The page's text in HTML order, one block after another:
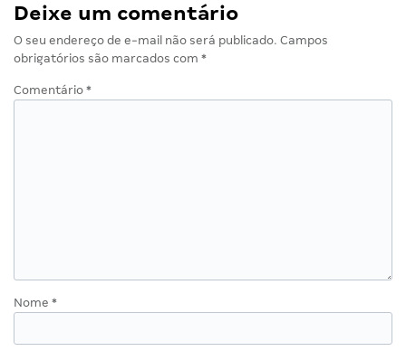
Deixe um comentário
O seu endereço de e-mail não será publicado. Campos
obrigatórios são marcados com *
Comentário *
Nome *